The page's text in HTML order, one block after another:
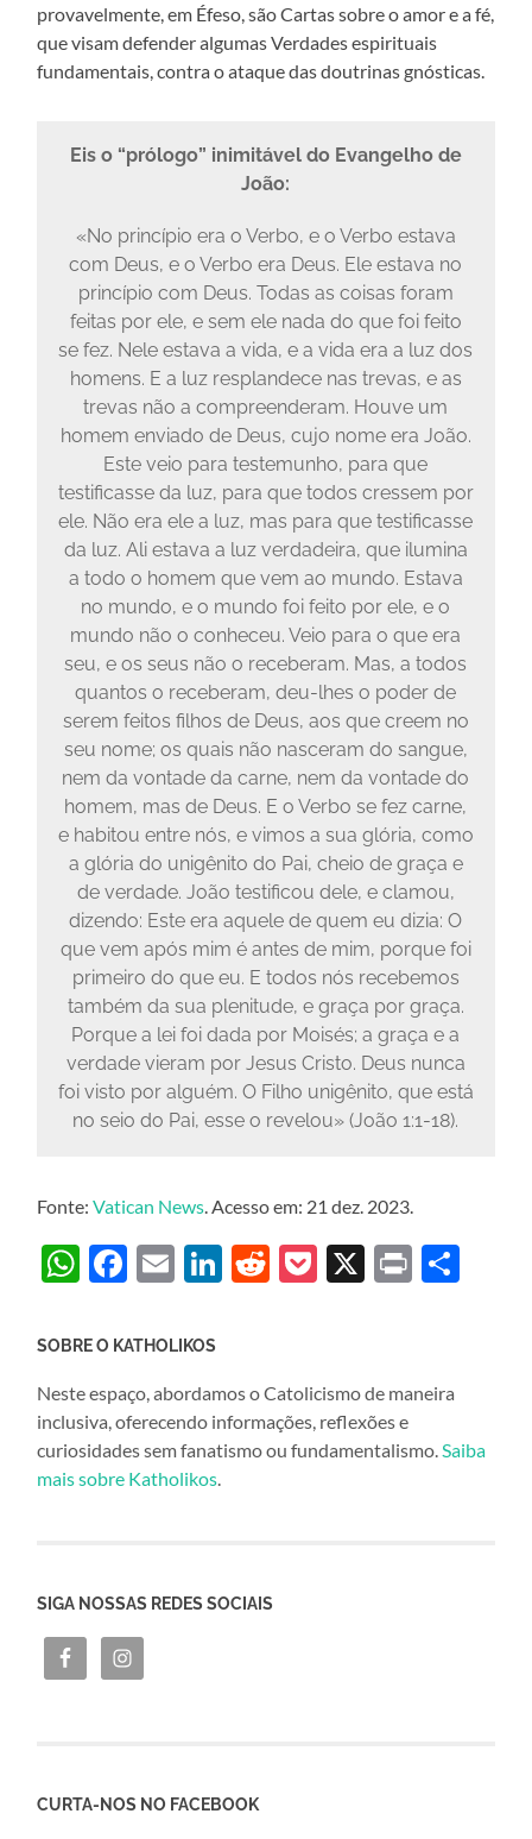
provavelmente, em Éfeso, são Cartas sobre o amor e a fé,
que visam defender algumas Verdades espirituais
fundamentais, contra o ataque das doutrinas gnósticas.
Eis o “prólogo” inimitável do Evangelho de
João:
«No princípio era o Verbo, e o Verbo estava
com Deus, e o Verbo era Deus. Ele estava no
princípio com Deus. Todas as coisas foram
feitas por ele, e sem ele nada do que foi feito
se fez. Nele estava a vida, e a vida era a luz dos
homens. E a luz resplandece nas trevas, e as
trevas não a compreenderam. Houve um
homem enviado de Deus, cujo nome era João.
Este veio para testemunho, para que
testificasse da luz, para que todos cressem por
ele. Não era ele a luz, mas para que testificasse
da luz. Ali estava a luz verdadeira, que ilumina
a todo o homem que vem ao mundo. Estava
no mundo, e o mundo foi feito por ele, e o
mundo não o conheceu. Veio para o que era
seu, e os seus não o receberam. Mas, a todos
quantos o receberam, deu-lhes o poder de
serem feitos filhos de Deus, aos que creem no
seu nome; os quais não nasceram do sangue,
nem da vontade da carne, nem da vontade do
homem, mas de Deus. E o Verbo se fez carne,
e habitou entre nós, e vimos a sua glória, como
a glória do unigênito do Pai, cheio de graça e
de verdade. João testificou dele, e clamou,
dizendo: Este era aquele de quem eu dizia: O
que vem após mim é antes de mim, porque foi
primeiro do que eu. E todos nós recebemos
também da sua plenitude, e graça por graça.
Porque a lei foi dada por Moisés; a graça e a
verdade vieram por Jesus Cristo. Deus nunca
foi visto por alguém. O Filho unigênito, que está
no seio do Pai, esse o revelou» (João 1:1-18).
Fonte:Vatican News. Acesso em: 21 dez. 2023.
WhatsApp
Facebook
EmailLinkedIn
Reddit
Pocket
X Print
SOBRE O KATHOLIKOS
Neste espaço, abordamos o Catolicismo de maneira
inclusiva, oferecendo informações, reflexões e
curiosidades sem fanatismo ou fundamentalismo.Saiba
mais sobre Katholikos.
SIGA NOSSAS REDES SOCIAIS
CURTA-NOS NO FACEBOOK